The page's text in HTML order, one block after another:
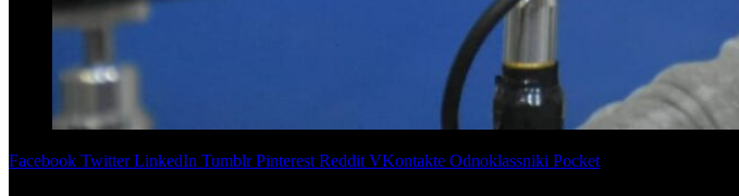
Facebook Twitter LinkedIn Tumblr Pinterest Reddit VKontakte Odnoklassniki Pocket